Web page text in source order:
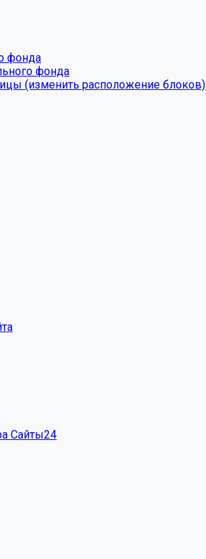
фонда
фонда
(изменить расположение
Сайты24